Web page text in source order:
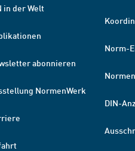
in der Welt
abonnieren
NormenWerk
Norm-
DIN-